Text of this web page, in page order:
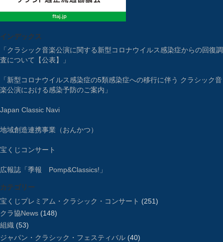
インデックス
「クラシック音楽公演に関する新型コロナウイルス感染症からの回復調
査について【公表】」
「新型コロナウイルス感染症の5類感染症への移行に伴う クラシック音
楽公演における感染予防のご案内」
Japan Classic Navi
地域創造連携事業（おんかつ）
宝くじコンサート
広報誌「季報 Pomp&Classics!」
カテゴリー
宝くじプレミアム・クラシック・コンサート (251)
クラ協News (148)
組織 (53)
ジャパン・クラシック・フェスティバル (40)